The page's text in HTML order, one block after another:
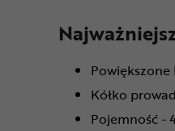
Powiększone
Kółko
Pojemność -